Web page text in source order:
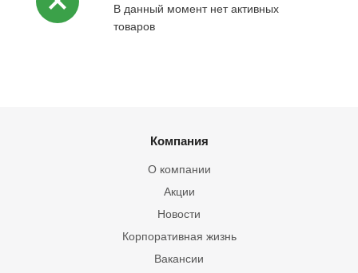
В данный момент нет активных
товаров
Компания
О компании
Акции
Новости
Корпоративная жизнь
Вакансии